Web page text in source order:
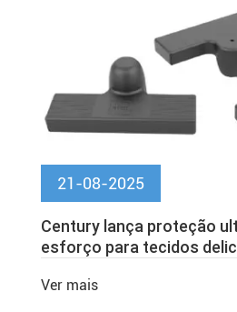
21-08-2025
Century lança proteção
esforço para tecidos
Ver mais